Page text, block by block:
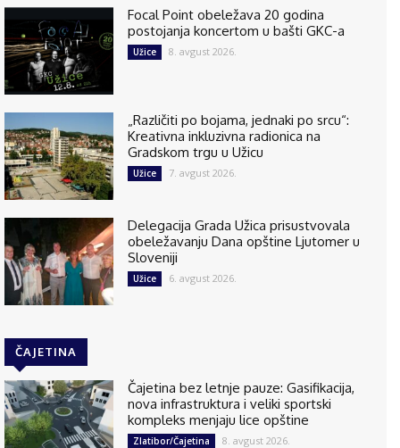
Focal Point obeležava 20 godina
postojanja koncertom u bašti GKC-a
Užice 8. avgust 2026.
„Različiti po bojama, jednaki po srcu“:
Kreativna inkluzivna radionica na
Gradskom trgu u Užicu
Užice 7. avgust 2026.
Delegacija Grada Užica prisustvovala
obeležavanju Dana opštine Ljutomer u
Sloveniji
Užice 6. avgust 2026.
ČAJETINA
Čajetina bez letnje pauze: Gasifikacija,
nova infrastruktura i veliki sportski
kompleks menjaju lice opštine
Zlatibor/Čajetina 8. avgust 2026.